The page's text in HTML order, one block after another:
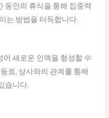
동안의 휴식을 통해 집중력
는 방법을 터득합니다.
새로운 인맥을 형성할 수
료, 상사와의 관계를 통해
습니다.